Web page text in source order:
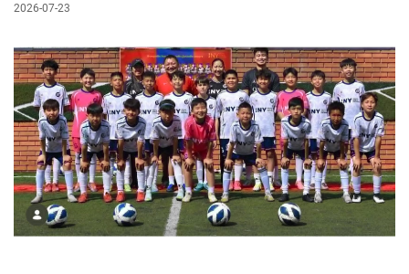
холбооны албан ёсны зэрэгтэй ахлах дасгалжуулагч Б.Чин-
хүртэлх насныхны ангилалд оролцжээ.
2026-07-23